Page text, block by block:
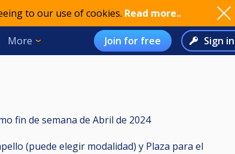
to our use of cookies. Read more..
More Join for free Sign in
fin de semana de Abril de 2024
(puede elegir modalidad) y Plaza para el